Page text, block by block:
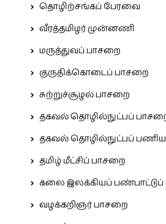
தொழிற்சங்கப் பேரவை
வீரத்தமிழர் முன்னணி
மருத்துவப் பாசறை
குருதிக்கொடைப் பாசறை
சுற்றுச்சூழல் பாசறை
தகவல் தொழில்நுட்பப்
தகவல் தொழில்நுட்பப்
தமிழ் மீட்சிப் பாசறை
கலை இலக்கியப்
வழக்கறிஞர் பாசறை